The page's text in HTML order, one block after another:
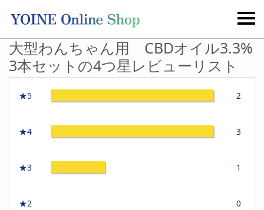
大型わんちゃん用 CBDオイル3.3%
3本セットの4つ星レビューリスト
★5 2
★4 3
★3 1
★2 0